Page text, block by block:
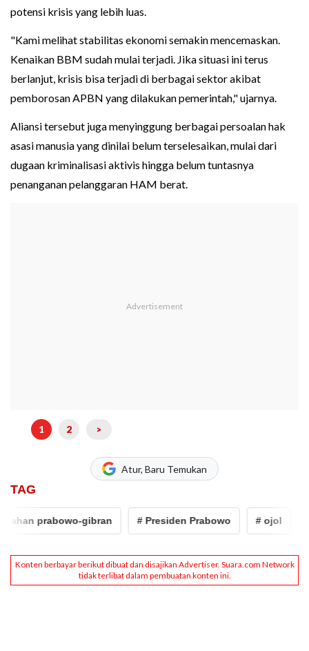
potensi krisis yang lebih luas.
"Kami melihat stabilitas ekonomi semakin mencemaskan.
Kenaikan BBM sudah mulai terjadi. Jika situasi ini terus
berlanjut, krisis bisa terjadi di berbagai sektor akibat
pemborosan APBN yang dilakukan pemerintah," ujarnya.
Aliansi tersebut juga menyinggung berbagai persoalan hak
asasi manusia yang dinilai belum terselesaikan, mulai dari
dugaan kriminalisasi aktivis hingga belum tuntasnya
penanganan pelanggaran HAM berat.
1 2 >
Atur, Baru Temukan
TAG
prabowo-gibran # Presiden Prabowo # ojol #